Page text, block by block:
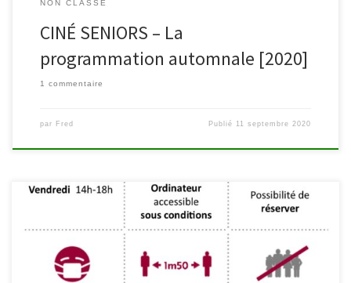
NON CLASSÉ
CINÉ SENIORS – La
programmation automnale [2020]
1 commentaire
par Fred Publié 11 septembre 2020
Conformément à la circulaire informative émise par la Fédération
Wallonie-Bruxelles – Administration Générale de la Culture en date
du 27 août 2020 et ayant pour objet la mise à jour des protocoles